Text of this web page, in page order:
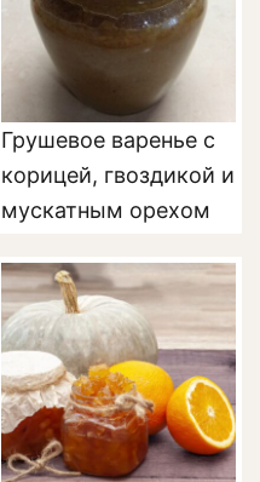
Грушевое варенье с
корицей, гвоздикой и
мускатным орехом